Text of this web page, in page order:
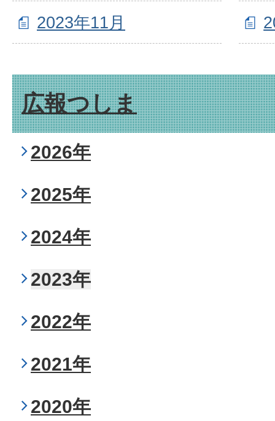
2023年11月
広報つしま
2026年
2025年
2024年
2023年
2022年
2021年
2020年